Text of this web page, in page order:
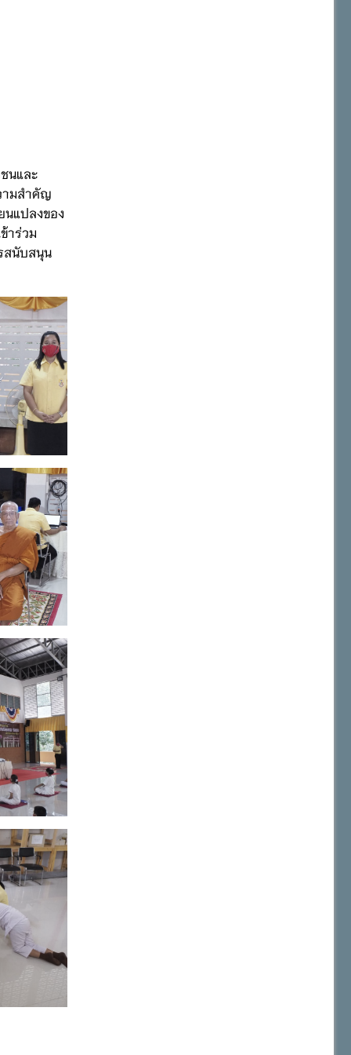
นและ
ามสำคัญ
นแปลงของ
าร่วม
สนับสนุน